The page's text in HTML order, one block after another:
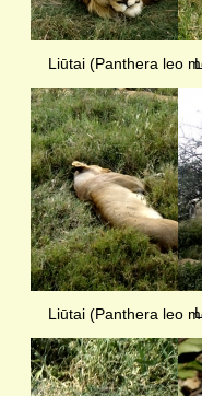
Liūtai (Panthera leo
Liūtai (Panthera leo